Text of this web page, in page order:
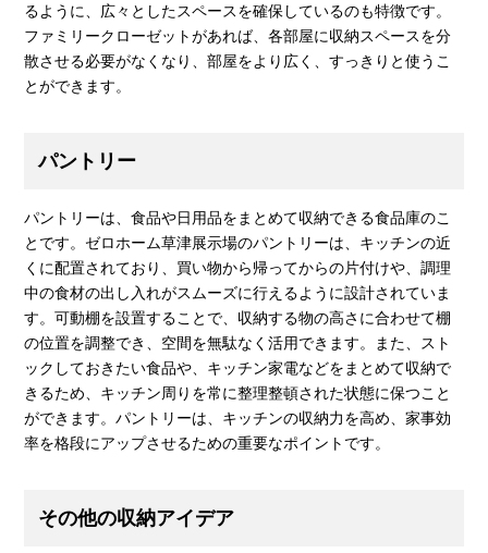
るように、広々としたスペースを確保しているのも特徴です。
ファミリークローゼットがあれば、各部屋に収納スペースを分
散させる必要がなくなり、部屋をより広く、すっきりと使うこ
とができます。
パントリー
パントリーは、食品や日用品をまとめて収納できる食品庫のこ
とです。ゼロホーム草津展示場のパントリーは、キッチンの近
くに配置されており、買い物から帰ってからの片付けや、調理
中の食材の出し入れがスムーズに行えるように設計されていま
す。可動棚を設置することで、収納する物の高さに合わせて棚
の位置を調整でき、空間を無駄なく活用できます。また、スト
ックしておきたい食品や、キッチン家電などをまとめて収納で
きるため、キッチン周りを常に整理整頓された状態に保つこと
ができます。パントリーは、キッチンの収納力を高め、家事効
率を格段にアップさせるための重要なポイントです。
その他の収納アイデア